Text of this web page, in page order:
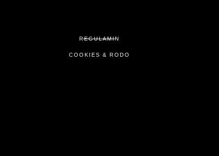
REGULAMIN
COOKIES & RODO